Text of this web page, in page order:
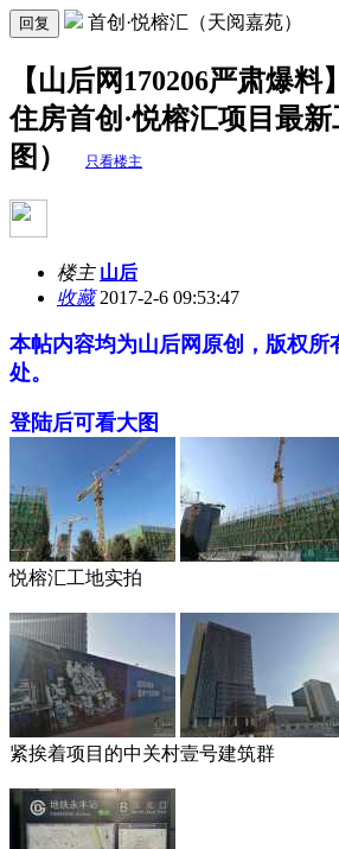
回复 首创·悦榕汇（天阅嘉苑）
【山后网170206严肃爆
住房首创·悦榕汇项目最
图）
只看楼主
楼主 山后
收藏2017-2-6 09:53:47
本帖内容均为山后网原创，版权所
处。
登陆后可看大图
悦榕汇工地实拍
紧挨着项目的中关村壹号建筑群